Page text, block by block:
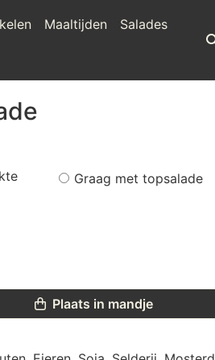
Maaltijden
Salades
Graag met topsalade
Plaats in mandje